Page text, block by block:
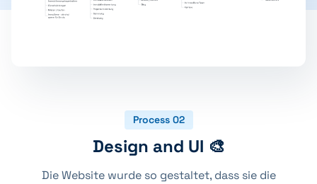
Process 02
Design and UI 🎨
Die Website wurde so gestaltet, dass sie die